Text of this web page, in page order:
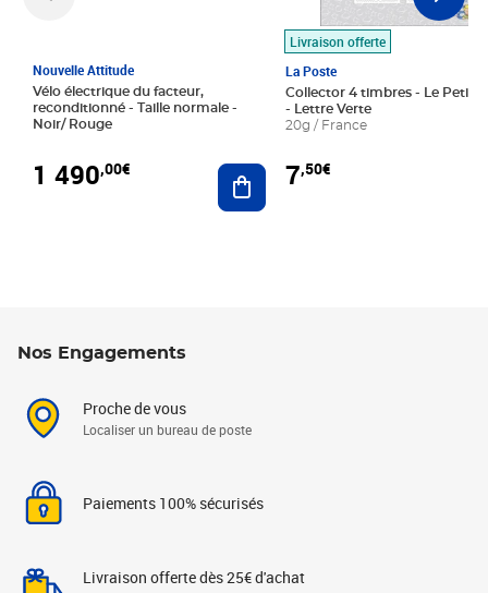
Nouvelle Attitude
Vélo électrique du facteur,
reconditionné - Taille normale -
Noir/ Rouge
1 490,00€ Ajouter au panier
Livraison offerte
La Poste
Collector 4 timbres - Le Petit
- Lettre Verte
20g / France
7,50€
Nos Engagements
Proche de vous
Localiser un bureau de poste
Paiements 100% sécurisés
Livraison offerte dès 25€ d'achat